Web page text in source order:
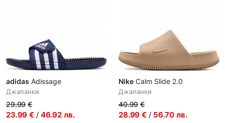
adidas Adissage
Джапанки
29.99 €
23.99 € / 46.92 лв.
Nike Calm Slide 2.0
Джапанки
40.99 €
28.99 € / 56.70 лв.